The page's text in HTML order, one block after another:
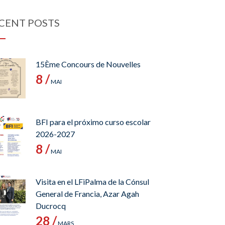
POSTS
15Ème Concours de Nouvelles
8 /MAI
BFI para el próximo curso escolar
2026-2027
8 /MAI
Visita en el LFiPalma de la Cónsul
General de Francia, Azar Agah
Ducrocq
28 /MARS